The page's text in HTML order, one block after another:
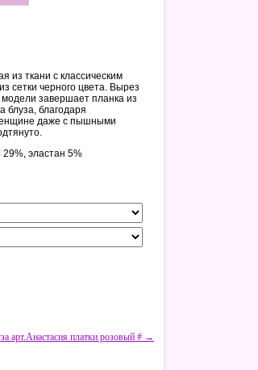
из ткани с классическим
сетки черного цвета. Вырез
завершает планка из
блуза, благодаря
даже с пышными
29%, эластан 5%
арт.Анастасия платки розовый # →